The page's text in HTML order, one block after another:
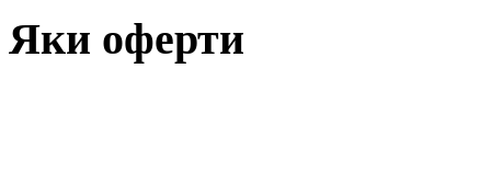
Яки оферти